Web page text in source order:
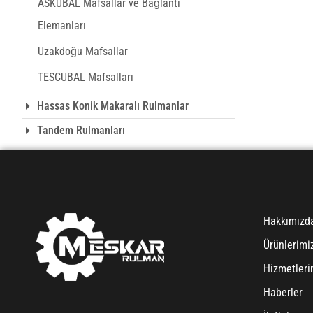
ASKUBAL Mafsallar ve Bağlantı
Elemanları
Uzakdoğu Mafsallar
TESCUBAL Mafsalları
Hassas Konik Makaralı Rulmanlar
Tandem Rulmanları
Haberler